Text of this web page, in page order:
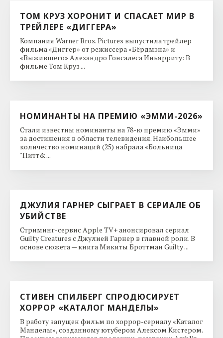
ТОМ КРУЗ ХОРОНИТ И СПАСАЕТ МИР В
ТРЕЙЛЕРЕ «ДИГГЕРА»
Компания Warner Bros. Pictures выпустила трейлер
фильма «Диггер» от режиссера «Бёрдмэна» и
«Выжившего» Алехандро Гонсалеса Иньярриту: В
фильме Том Круз ...
НОМИНАНТЫ НА ПРЕМИЮ «ЭММИ-2026»
Стали известны номинанты на 78-ю премию «Эмми»
за достижения в области телевидения. Наибольшее
количество номинаций (25) набрала «Больница
"Питт& ...
ДЖУЛИЯ ГАРНЕР СЫГРАЕТ В СЕРИАЛЕ ОБ
УБИЙСТВЕ
Стриминг-сервис Apple TV+ анонсировал сериал
Guilty Creatures с Джулией Гарнер в главной роли. В
основе сюжета — книга Микиты Броттман Guilty ...
СТИВЕН СПИЛБЕРГ СПРОДЮСИРУЕТ
ХОРРОР «КАТАЛОГ МАНДЕЛЫ»
В работу запущен фильм по хоррор-сериалу «Каталог
Манделы», созданному ютубером Алексом Кистером.